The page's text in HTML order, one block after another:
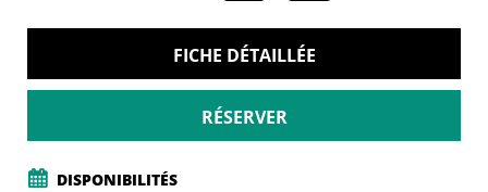
FICHE DÉTAILLÉE
RÉSERVER
DISPONIBILITÉS